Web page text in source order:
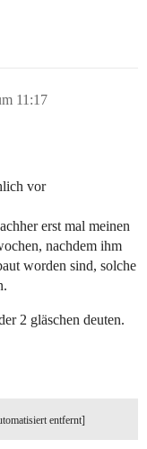
11:17
vor
erst mal meinen
nachdem ihm
worden sind, solche
2 gläschen deuten.
entfernt]